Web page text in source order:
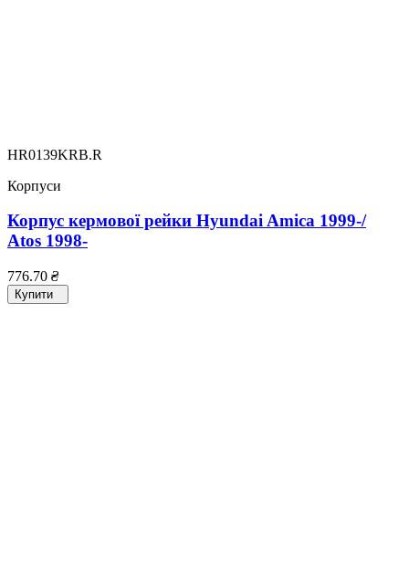
HR0139KRB.R
Корпуси
Корпус кермової рейки Hyundai Amica 1999-/
Atos 1998-
776.70 ₴
Купити